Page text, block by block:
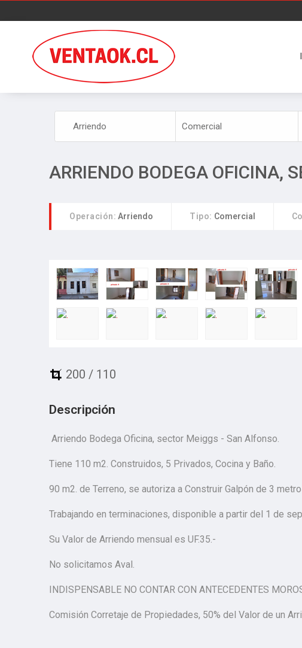
ARRIENDO BODEGA OFICINA,
Operación: Arriendo Tipo: Comercial
200 / 110
Descripción
Arriendo Bodega Oficina, sector Meiggs - San Alfonso.
Tiene 110 m2. Construidos, 5 Privados, Cocina y Baño.
90 m2. de Terreno, se autoriza a Construir Galpón de 3
Trabajando en terminaciones, disponible a partir del 1 de
Su Valor de Arriendo mensual es UF.35.-
No solicitamos Aval.
INDISPENSABLE NO CONTAR CON ANTECEDENTES
Comisión Corretaje de Propiedades, 50% del Valor de un